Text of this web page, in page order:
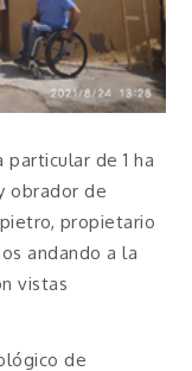
de 1 ha
obrador de
propietario
andando a la
vistas
de